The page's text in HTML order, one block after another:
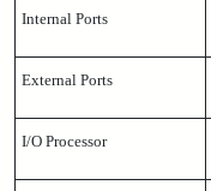
Internal Ports
External Ports
I/O Processor